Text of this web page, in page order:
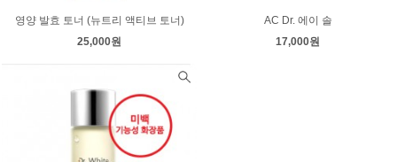
영양 발효 토너 (뉴트리 액티브 토너)
25,000원
AC Dr. 에이 솔
17,000원